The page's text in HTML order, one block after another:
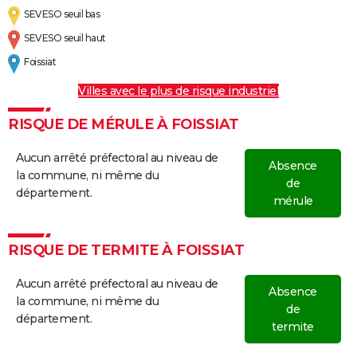
SEVESO seuil bas
SEVESO seuil haut
Foissiat
Villes avec le plus de risque industriel
RISQUE DE MÉRULE À FOISSIAT
Aucun arrêté préfectoral au niveau de
la commune, ni même du
département.
Absence
de
mérule
RISQUE DE TERMITE À FOISSIAT
Aucun arrêté préfectoral au niveau de
la commune, ni même du
département.
Absence
de
termite